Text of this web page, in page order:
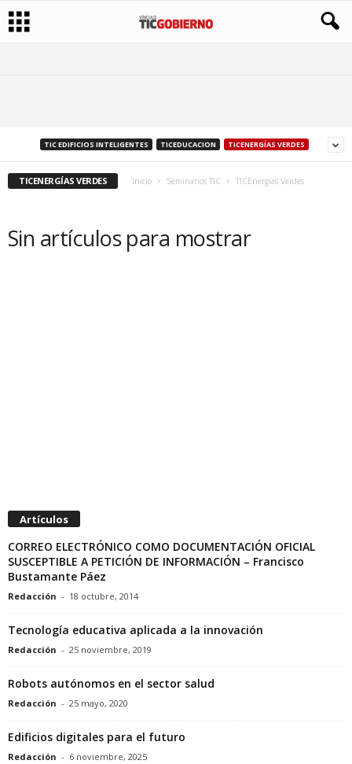
TIC EDIFICIOS INTELIGENTES TICEDUCACION TICENERGÍAS VERDES
TICENERGÍAS VERDES Inicio Seminarios TIC TICEnergías Verdes
Sin artículos para mostrar
Artículos
CORREO ELECTRÓNICO COMO DOCUMENTACIÓN OFICIAL
SUSCEPTIBLE A PETICIÓN DE INFORMACIÓN – Francisco
Bustamante Páez
Redacción - 18 octubre, 2014
Tecnología educativa aplicada a la innovación
Redacción - 25 noviembre, 2019
Robots autónomos en el sector salud
Redacción - 25 mayo, 2020
Edificios digitales para el futuro
Redacción - 6 noviembre, 2025